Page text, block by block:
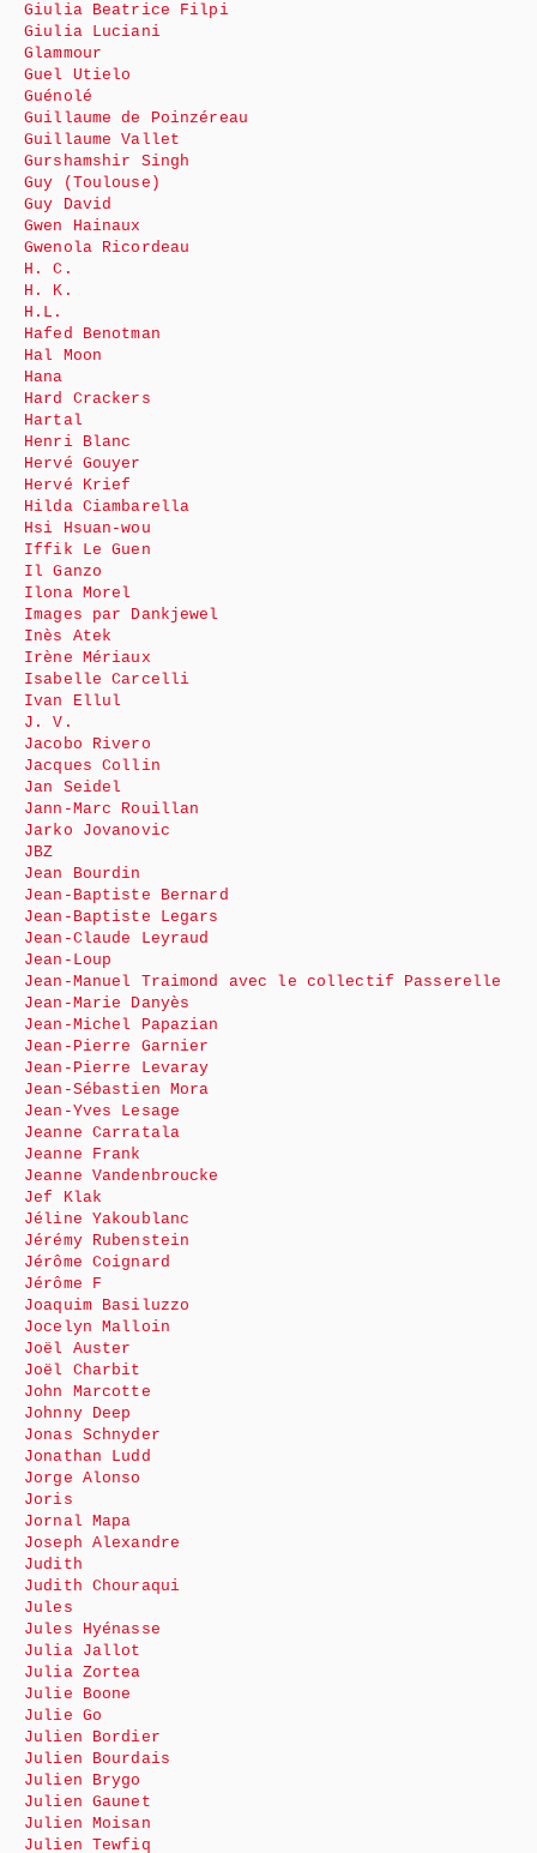
Giulia Beatrice Filpi
Giulia Luciani
Glammour
Guel Utielo
Guénolé
Guillaume de Poinzéreau
Guillaume Vallet
Gurshamshir Singh
Guy (Toulouse)
Guy David
Gwen Hainaux
Gwenola Ricordeau
H. C.
H. K.
H.L.
Hafed Benotman
Hal Moon
Hana
Hard Crackers
Hartal
Henri Blanc
Hervé Gouyer
Hervé Krief
Hilda Ciambarella
Hsi Hsuan-wou
Iffik Le Guen
Il Ganzo
Ilona Morel
Images par Dankjewel
Inès Atek
Irène Mériaux
Isabelle Carcelli
Ivan Ellul
J. V.
Jacobo Rivero
Jacques Collin
Jan Seidel
Jann-Marc Rouillan
Jarko Jovanovic
JBZ
Jean Bourdin
Jean-Baptiste Bernard
Jean-Baptiste Legars
Jean-Claude Leyraud
Jean-Loup
Jean-Manuel Traimond avec le collectif Passerelle
Jean-Marie Danyès
Jean-Michel Papazian
Jean-Pierre Garnier
Jean-Pierre Levaray
Jean-Sébastien Mora
Jean-Yves Lesage
Jeanne Carratala
Jeanne Frank
Jeanne Vandenbroucke
Jef Klak
Jéline Yakoublanc
Jérémy Rubenstein
Jérôme Coignard
Jérôme F
Joaquim Basiluzzo
Jocelyn Malloin
Joël Auster
Joël Charbit
John Marcotte
Johnny Deep
Jonas Schnyder
Jonathan Ludd
Jorge Alonso
Joris
Jornal Mapa
Joseph Alexandre
Judith
Judith Chouraqui
Jules
Jules Hyénasse
Julia Jallot
Julia Zortea
Julie Boone
Julie Go
Julien Bordier
Julien Bourdais
Julien Brygo
Julien Gaunet
Julien Moisan
Julien Tewfiq